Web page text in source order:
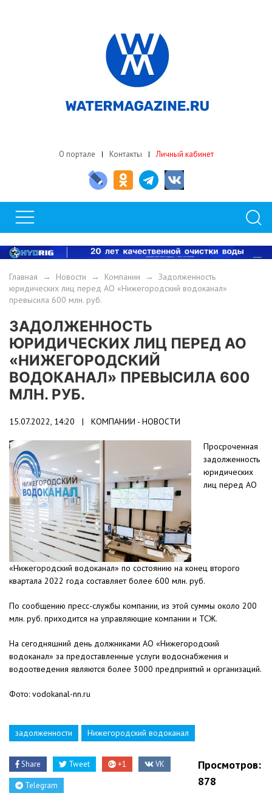
О портале Контакты Личный кабинет
Главная → Новости → Компании → Задолженность
юридических лиц перед АО «Нижегородский водоканал»
превысила 600 млн. руб.
ЗАДОЛЖЕННОСТЬ
ЮРИДИЧЕСКИХ ЛИЦ ПЕРЕД АО
«НИЖЕГОРОДСКИЙ
ВОДОКАНАЛ» ПРЕВЫСИЛА 600
МЛН. РУБ.
15.07.2022, 14:20 | КОМПАНИИ - НОВОСТИ
Просроченная
задолженность
юридических
лиц перед АО
«Нижегородский водоканал» по состоянию на конец второго
квартала 2022 года составляет более 600 млн. руб.
По сообщению пресс-службы компании, из этой суммы около 200
млн. руб. приходится на управляющие компании и ТСЖ.
На сегодняшний день должниками АО «Нижегородский
водоканал» за предоставленные услуги водоснабжения и
водоотведения являются более 3000 предприятий и организаций.
Фото: vodokanal-nn.ru
задолженности Нижегородский водоканал
Share Tweet +1 VK
Telegram
Просмотров:
878